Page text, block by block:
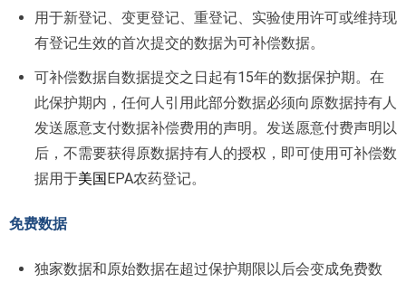
用于新登记、变更登记、重登记、实验使用许可或维持现
有登记生效的首次提交的数据为可补偿数据。
可补偿数据自数据提交之日起有15年的数据保护期。在
此保护期内，任何人引用此部分数据必须向原数据持有人
发送愿意支付数据补偿费用的声明。发送愿意付费声明以
后，不需要获得原数据持有人的授权，即可使用可补偿数
据用于美国EPA农药登记。
免费数据
独家数据和原始数据在超过保护期限以后会变成免费数